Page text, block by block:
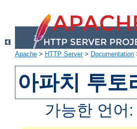
Apache > HTTP Server> Documentation
아파치 투
가능한 언어: